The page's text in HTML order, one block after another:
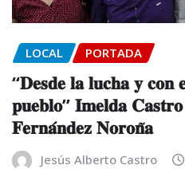
LOCAL PORTADA
“𝐃𝐞𝐬𝐝𝐞 𝐥𝐚 𝐥𝐮𝐜𝐡𝐚 𝐲 𝐜𝐨𝐧
𝐩𝐮𝐞𝐛𝐥𝐨” 𝐈𝐦𝐞𝐥𝐝𝐚
𝐅𝐞𝐫𝐧𝐚́𝐧𝐝𝐞𝐳 𝐍𝐨𝐫𝐨𝐧̃𝐚
Jesús Alberto Castro